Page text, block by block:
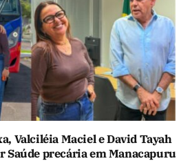
Valciléia Maciel e David Tayah
Saúde precária em Manacapuru